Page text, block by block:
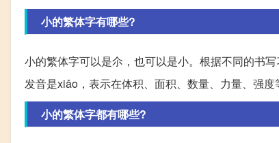
小的繁体字有哪些?
小的繁体字可以是尒，也可以是小。根据不同的书
发音是xiǎo，表示在体积、面积、数量、力量、强度
小的繁体字都有哪些?